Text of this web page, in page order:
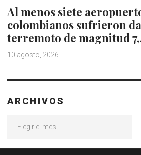
Al menos siete
colombianos sufrieron
terremoto de magnitud
10 agosto, 2026
ARCHIVOS